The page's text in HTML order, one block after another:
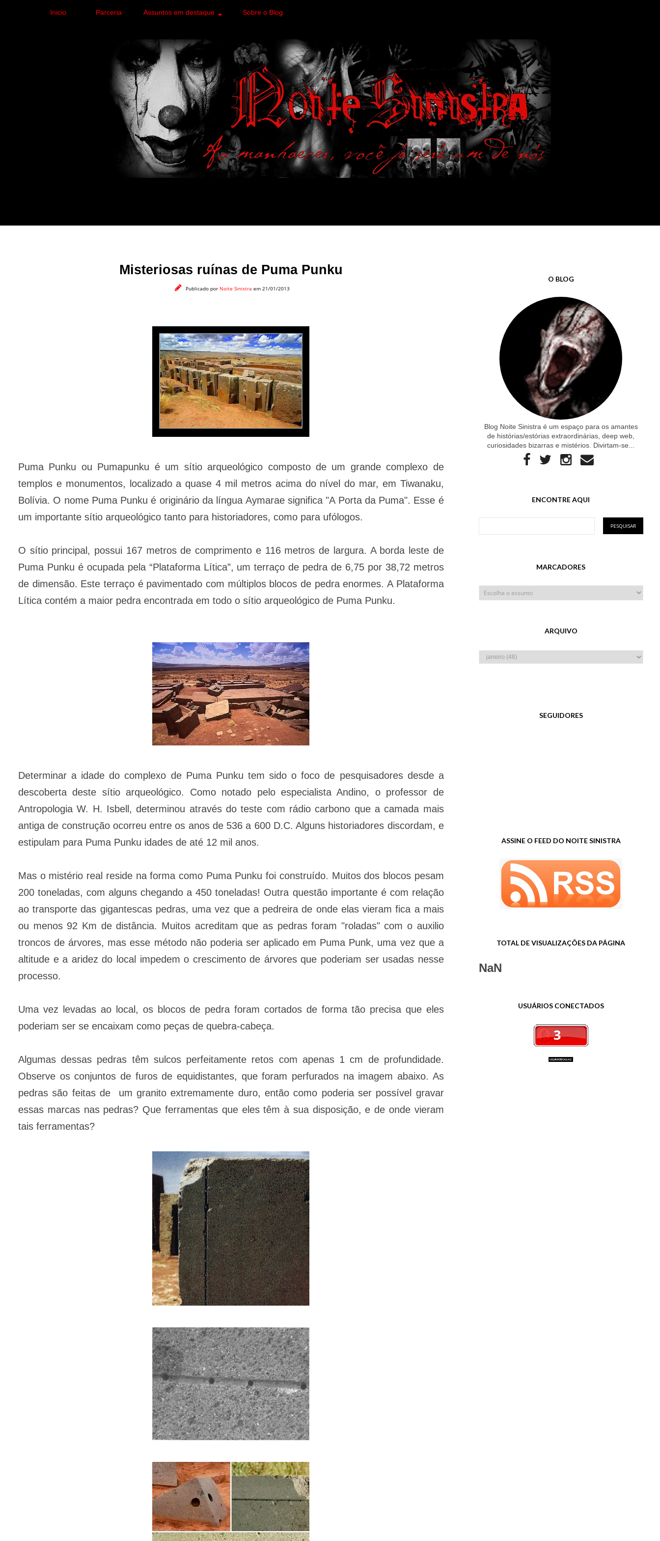
Inicio Parceria Assuntos em destaque Sobre o Blog
Misteriosas ruínas de Puma Punku
Publicado por Noite Sinistra em 21/01/2013
Puma Punku ou Pumapunku é um sítio arqueológico composto de um grande complexo de
templos e monumentos, localizado a quase 4 mil metros acima do nível do mar, em Tiwanaku,
Bolívia. O nome Puma Punku é originário da língua Aymarae significa "A Porta da Puma". Esse é
um importante sítio arqueológico tanto para historiadores, como para ufólogos.
O sítio principal, possui 167 metros de comprimento e 116 metros de largura. A borda leste de
Puma Punku é ocupada pela “Plataforma Lítica”, um terraço de pedra de 6,75 por 38,72 metros
de dimensão. Este terraço é pavimentado com múltiplos blocos de pedra enormes. A Plataforma
Lítica contém a maior pedra encontrada em todo o sítio arqueológico de Puma Punku.
Determinar a idade do complexo de Puma Punku tem sido o foco de pesquisadores desde a
descoberta deste sítio arqueológico. Como notado pelo especialista Andino, o professor de
Antropologia W. H. Isbell, determinou através do teste com rádio carbono que a camada mais
antiga de construção ocorreu entre os anos de 536 a 600 D.C. Alguns historiadores discordam, e
estipulam para Puma Punku idades de até 12 mil anos.
Mas o mistério real reside na forma como Puma Punku foi construído. Muitos dos blocos pesam
200 toneladas, com alguns chegando a 450 toneladas! Outra questão importante é com relação
ao transporte das gigantescas pedras, uma vez que a pedreira de onde elas vieram fica a mais
ou menos 92 Km de distância. Muitos acreditam que as pedras foram "roladas" com o auxilio
troncos de árvores, mas esse método não poderia ser aplicado em Puma Punk, uma vez que a
altitude e a aridez do local impedem o crescimento de árvores que poderiam ser usadas nesse
processo.
Uma vez levadas ao local, os blocos de pedra foram cortados de forma tão precisa que eles
poderiam ser se encaixam como peças de quebra-cabeça.
Algumas dessas pedras têm sulcos perfeitamente retos com apenas 1 cm de profundidade.
Observe os conjuntos de furos de equidistantes, que foram perfurados na imagem abaixo. As
pedras são feitas de um granito extremamente duro, então como poderia ser possível gravar
essas marcas nas pedras? Que ferramentas que eles têm à sua disposição, e de onde vieram
tais ferramentas?
O BLOG
Blog Noite Sinistra é um espaço para os amantes
de histórias/estórias extraordinárias, deep web,
curiosidades bizarras e mistérios. Divirtam-se...
ENCONTRE AQUI
MARCADORES
ARQUIVO
SEGUIDORES
ASSINE O FEED DO NOITE SINISTRA
TOTAL DE VISUALIZAÇÕES DA PÁGINA
NaN
USUÁRIOS CONECTADOS